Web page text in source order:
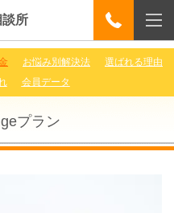
所
お悩み別解決法
選ばれる理由
会員データ
プラン